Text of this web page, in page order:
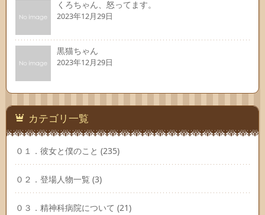
くろちゃん、怒ってます。
2023年12月29日
黒猫ちゃん
2023年12月29日
カテゴリ一覧
０１．彼女と僕のこと (235)
０２．登場人物一覧 (3)
０３．精神科病院について (21)